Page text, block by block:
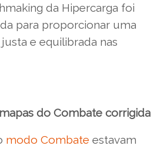
da Hipercarga foi
para proporcionar uma
e equilibrada nas
do Combate corrigida
modo Combate estavam